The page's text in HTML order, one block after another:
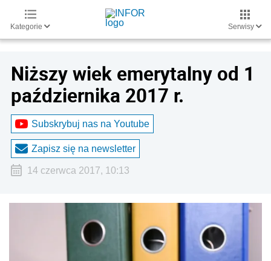
Kategorie Serwisy
Niższy wiek emerytalny od 1
października 2017 r.
Subskrybuj nas na Youtube
Zapisz się na newsletter
14 czerwca 2017, 10:13